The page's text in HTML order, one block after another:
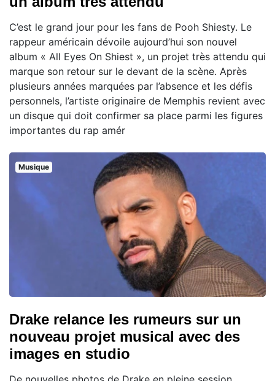
C’est le grand jour pour les fans de Pooh Shiesty. Le
rappeur américain dévoile aujourd’hui son nouvel
album « All Eyes On Shiest », un projet très attendu qui
marque son retour sur le devant de la scène. Après
plusieurs années marquées par l’absence et les défis
personnels, l’artiste originaire de Memphis revient avec
un disque qui doit confirmer sa place parmi les figures
importantes du rap amér
Musique
Drake relance les rumeurs sur un
nouveau projet musical avec des
images en studio